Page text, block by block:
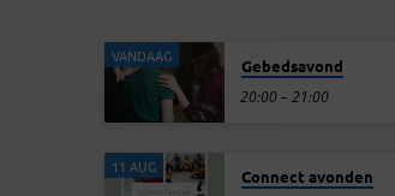
VANDAAG
Gebedsavond
20:00 – 21:00
11 AUG
Connect avonden